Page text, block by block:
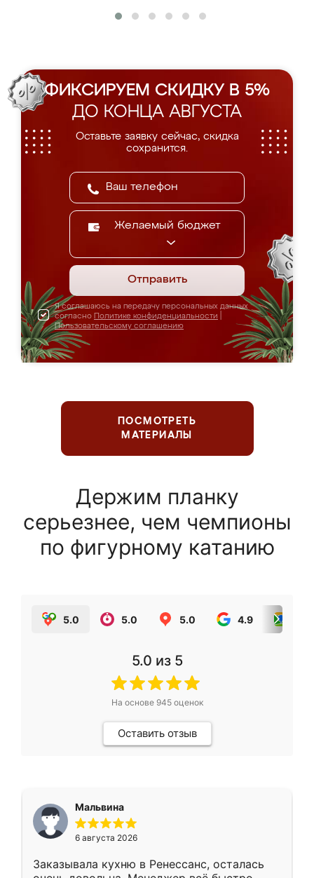
ФИКСИРУЕМ СКИДКУ В 5%
ДО КОНЦА АВГУСТА
Оставьте заявку сейчас, скидка
сохранится.
Желаемый бюджет
Отправить
Я соглашаюсь на передачу персональных данных
согласно Политике конфиденциальности
Пользовательскому соглашению
ПОСМОТРЕТЬ
МАТЕРИАЛЫ
Держим планку
серьезнее, чем чемпионы
по фигурному катанию
5.0 5.0 5.0 4.9
5.0 из 5
На основе 945оценок
Оставить отзыв
Мальвина
6 августа 2026
Заказывала кухню в Ренессанс, осталась